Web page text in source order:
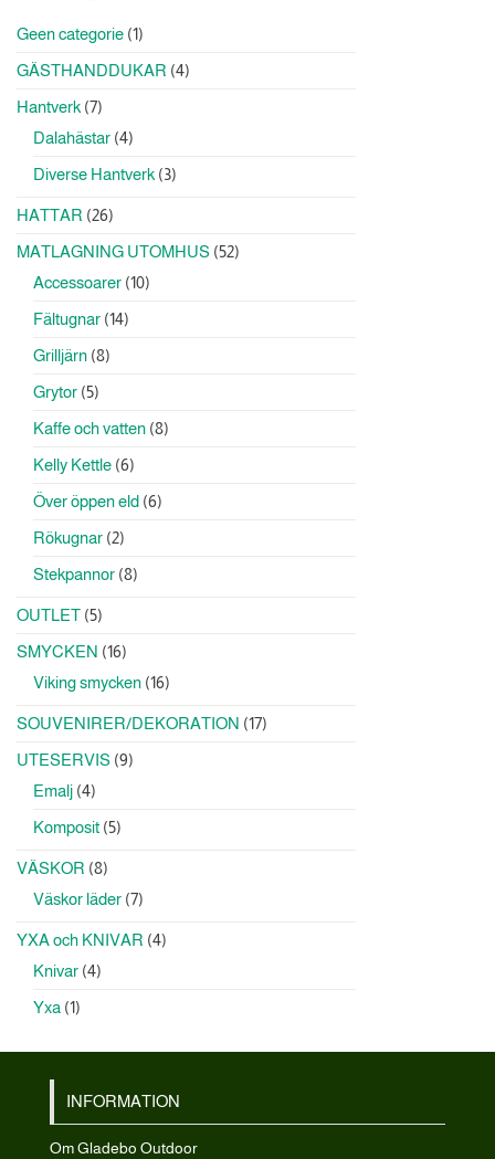
Geen categorie 11
GÄSTHANDDUKAR 44
Hantverk 77
produkter
Dalahästar 44
Diverse Hantverk 33
HATTAR 2626
MATLAGNING UTOMHUS 5252
Accessoarer 1010
Fältugnar 1414
Grilljärn 88
Grytor 55
Kaffe och vatten 88
Kelly Kettle 66
Över öppen eld 66
Rökugnar 22
Stekpannor 88
OUTLET 55
SMYCKEN 1616
produkter
Viking smycken 1616
SOUVENIRER/DEKORATION 1717
UTESERVIS 99
Emalj 44
Komposit 55
VÄSKOR 88
produkter
Väskor läder 77
YXA och KNIVAR 44
Knivar 44
Yxa 11
INFORMATION
Om Gladebo Outdoor